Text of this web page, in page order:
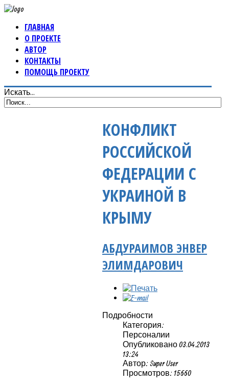
ГЛАВНАЯ
О ПРОЕКТЕ
АВТОР
КОНТАКТЫ
ПОМОЩЬ ПРОЕКТУ
Искать...
КОНФЛИКТ
РОССИЙСКОЙ
ФЕДЕРАЦИИ С
УКРАИНОЙ В
КРЫМУ
АБДУРАИМОВ ЭНВЕР
ЭЛИМДАРОВИЧ
Подробности
Категория:
Персоналии
Опубликовано 03.04.2013
13:24
Автор: Super User
Просмотров: 15660